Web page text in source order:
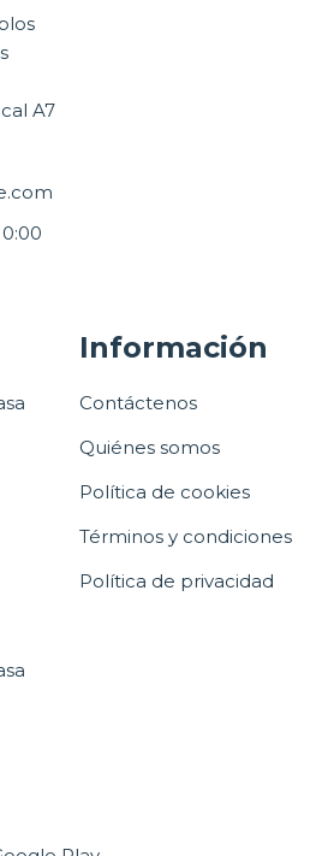
A7
Información
Contáctenos
Quiénes somos
Política de cookies
Términos y condiciones
Política de privacidad